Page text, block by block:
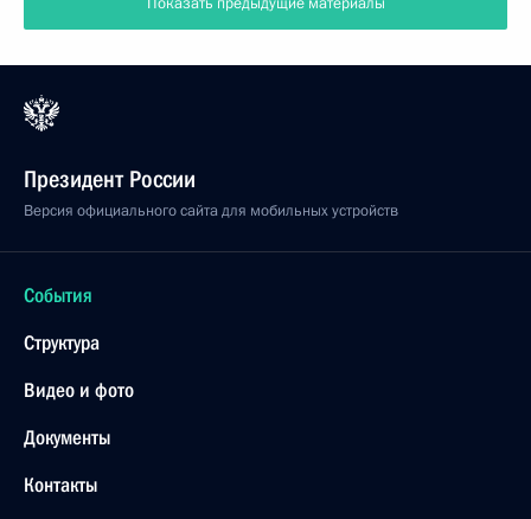
Президент России
Версия официального сайта для мобильных устройств
События
Структура
Видео и фото
Документы
Контакты